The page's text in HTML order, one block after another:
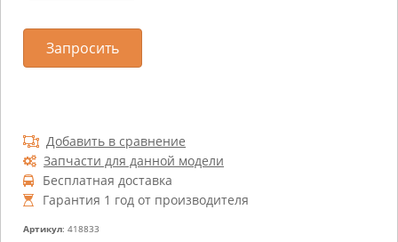
Добавить в сравнение
Запчасти для данной модели
Бесплатная доставка
Гарантия 1 год от производителя
Артикул: 418833
Запросить